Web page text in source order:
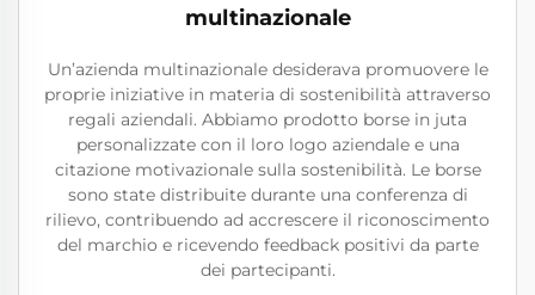
multinazionale
Un’azienda multinazionale desiderava promuovere le
proprie iniziative in materia di sostenibilità attraverso
regali aziendali. Abbiamo prodotto borse in juta
personalizzate con il loro logo aziendale e una
citazione motivazionale sulla sostenibilità. Le borse
sono state distribuite durante una conferenza di
rilievo, contribuendo ad accrescere il riconoscimento
del marchio e ricevendo feedback positivi da parte
dei partecipanti.